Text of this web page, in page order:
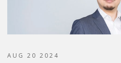
AUG 20 2024